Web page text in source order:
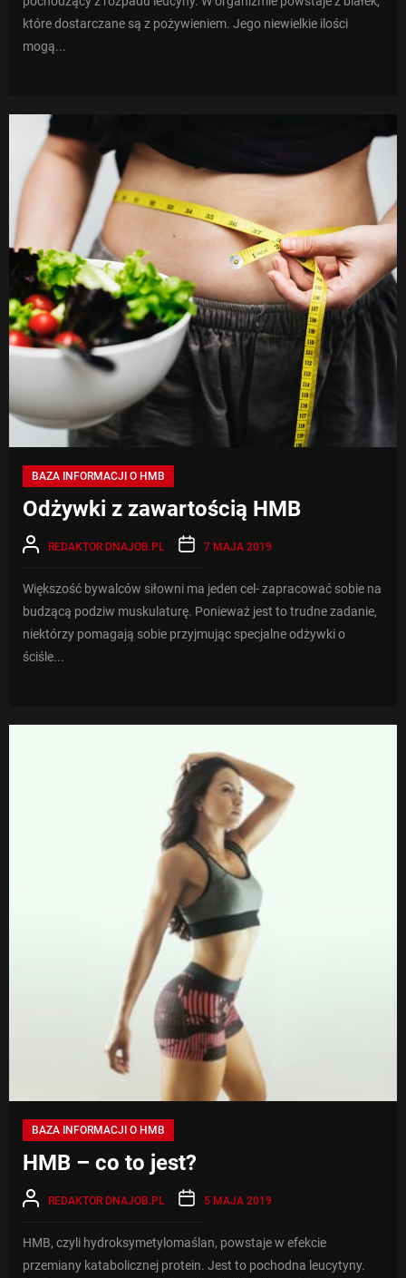
które dostarczane są z pożywieniem. Jego niewielkie ilości
mogą...
BAZA INFORMACJI O HMB
Odżywki z zawartością HMB
REDAKTOR DNAJOB.PL 7 MAJA 2019
Większość bywalców siłowni ma jeden cel- zapracować sobie na
budzącą podziw muskulaturę. Ponieważ jest to trudne zadanie,
niektórzy pomagają sobie przyjmując specjalne odżywki o
ściśle...
BAZA INFORMACJI O HMB
HMB – co to jest?
REDAKTOR DNAJOB.PL 5 MAJA 2019
HMB, czyli hydroksymetylomaślan, powstaje w efekcie
przemiany katabolicznej protein. Jest to pochodna leucytyny.